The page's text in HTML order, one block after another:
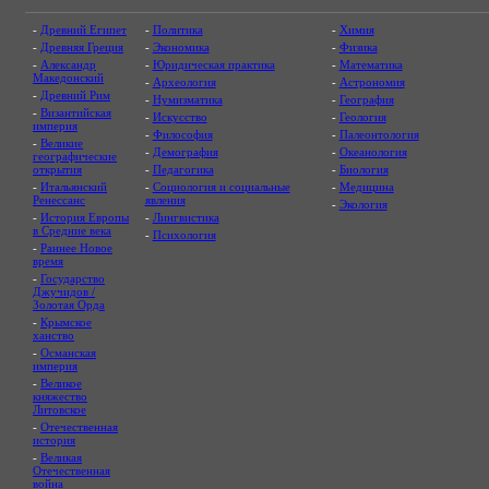
- Древний Египет
- Древняя Греция
- Александр
Македонский
- Древний Рим
- Византийская
империя
- Великие
географические
открытия
- Итальянский
Ренессанс
- История Европы
в Средние века
- Раннее Новое
время
- Государство
Джучидов /
Золотая Орда
- Крымское
ханство
- Османская
империя
- Великое
княжество
Литовское
- Отечественная
история
- Великая
Отечественная
война
- Политика
- Экономика
- Юридическая практика
- Археология
- Нумизматика
- Искусство
- Философия
- Демография
- Педагогика
- Социология и социальные
явления
- Лингвистика
- Психология
- Химия
- Физика
- Математика
- Астрономия
- География
- Геология
- Палеонтология
- Океанология
- Биология
- Медицина
- Экология